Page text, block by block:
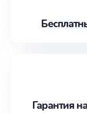
Гарантия